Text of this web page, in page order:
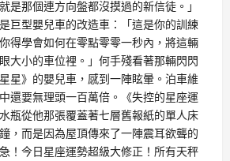
是那個連方向盤都沒摸過的新信徒。」
巨型嬰兒車的改造車：「這是你的訓練
得學會如何在零點零零一秒內，將這輛
大小的車位裡。」何手殘看著那輛閃閃
星》的嬰兒車，感到一陣眩暈。泊車維
還要無理頭一百萬倍。《失控的星座運
瓶從他那張覆蓋著七層舊報紙的單人床
，而是因為屋頂傳來了一陣震耳欲聾的
！今日星座運勢超級大修正！所有天秤